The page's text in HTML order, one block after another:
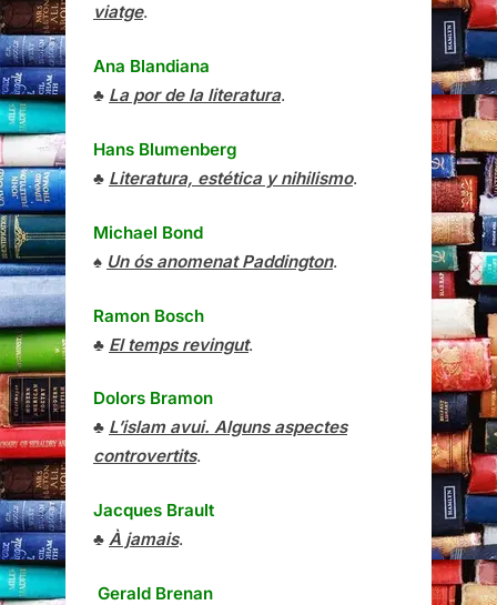
viatge.
Ana Blandiana
♣ La por de la literatura.
Hans Blumenberg
♣ Literatura, estética y nihilismo.
Michael Bond
♠ Un ós anomenat Paddington.
Ramon Bosch
♣ El temps revingut.
Dolors Bramon
♣ L’islam avui. Alguns aspectes
controvertits.
Jacques Brault
♣ À jamais.
Gerald Brenan